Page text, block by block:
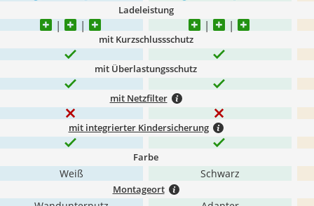
Ladeleistung
mit Kurzschlussschutz
mit Überlastungsschutz
mit Netzfilter
mit integrierter Kindersicherung
Farbe
Weiß Schwarz
Montageort